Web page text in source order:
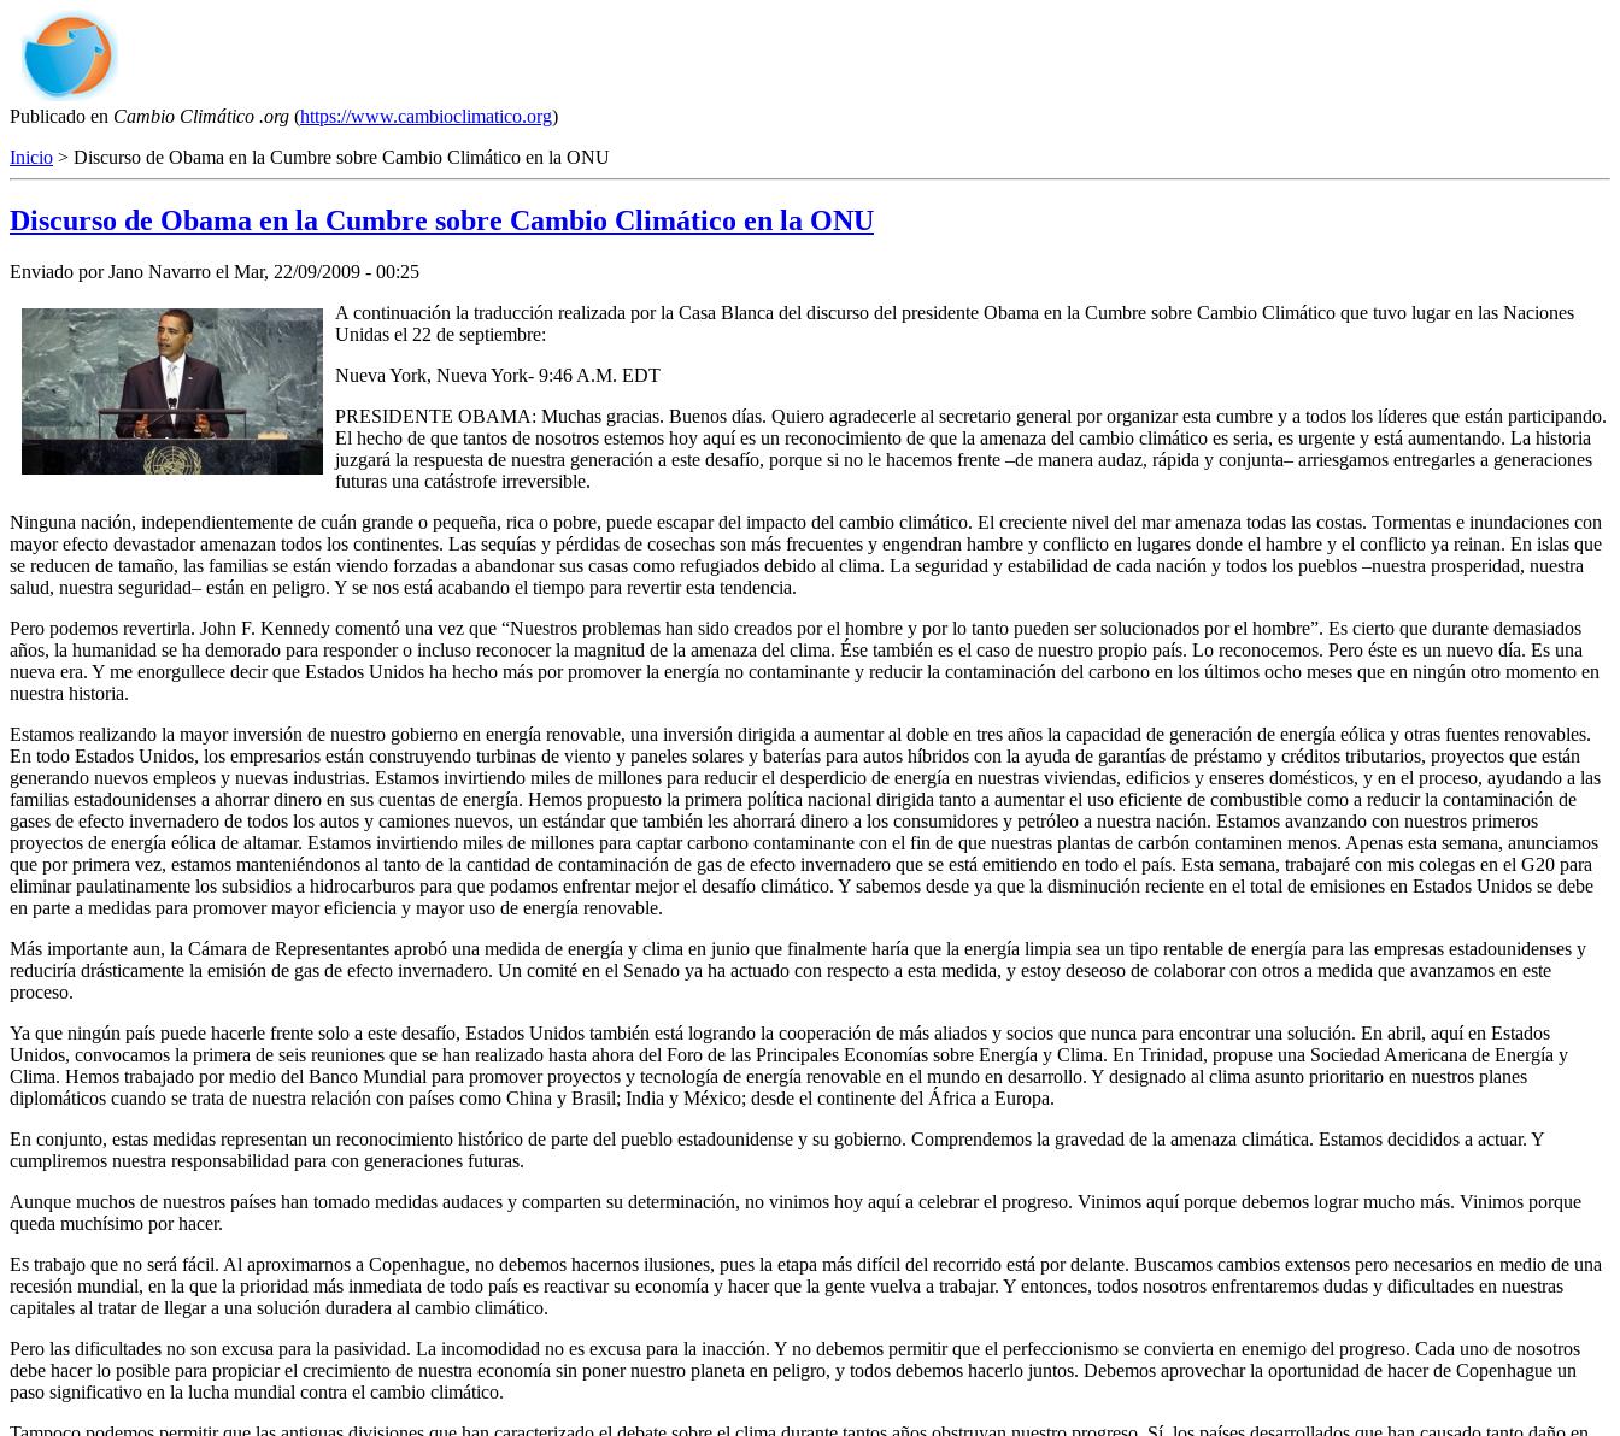
Publicado en Cambio Climático .org (https://www.cambioclimatico.org)
Inicio > Discurso de Obama en la Cumbre sobre Cambio Climático en la ONU
Discurso de Obama en la Cumbre sobre Cambio Climático en la ONU
Enviado porJano Navarro el Mar, 22/09/2009 - 00:25
A continuación la traducción realizada por la Casa Blanca del discurso del presidente Obama en la Cumbre sobre Cambio Climático que tuvo lugar en las Naciones
Unidas el 22 de septiembre:
Nueva York, Nueva York- 9:46 A.M. EDT
PRESIDENTE OBAMA: Muchas gracias. Buenos días. Quiero agradecerle al secretario general por organizar esta cumbre y a todos los líderes que están participando.
El hecho de que tantos de nosotros estemos hoy aquí es un reconocimiento de que la amenaza del cambio climático es seria, es urgente y está aumentando. La historia
juzgará la respuesta de nuestra generación a este desafío, porque si no le hacemos frente –de manera audaz, rápida y conjunta– arriesgamos entregarles a generaciones
futuras una catástrofe irreversible.
Ninguna nación, independientemente de cuán grande o pequeña, rica o pobre, puede escapar del impacto del cambio climático. El creciente nivel del mar amenaza todas las costas. Tormentas e inundaciones con
mayor efecto devastador amenazan todos los continentes. Las sequías y pérdidas de cosechas son más frecuentes y engendran hambre y conflicto en lugares donde el hambre y el conflicto ya reinan. En islas que
se reducen de tamaño, las familias se están viendo forzadas a abandonar sus casas como refugiados debido al clima. La seguridad y estabilidad de cada nación y todos los pueblos –nuestra prosperidad, nuestra
salud, nuestra seguridad– están en peligro. Y se nos está acabando el tiempo para revertir esta tendencia.
Pero podemos revertirla. John F. Kennedy comentó una vez que “Nuestros problemas han sido creados por el hombre y por lo tanto pueden ser solucionados por el hombre”. Es cierto que durante demasiados
años, la humanidad se ha demorado para responder o incluso reconocer la magnitud de la amenaza del clima. Ése también es el caso de nuestro propio país. Lo reconocemos. Pero éste es un nuevo día. Es una
nueva era. Y me enorgullece decir que Estados Unidos ha hecho más por promover la energía no contaminante y reducir la contaminación del carbono en los últimos ocho meses que en ningún otro momento en
nuestra historia.
Estamos realizando la mayor inversión de nuestro gobierno en energía renovable, una inversión dirigida a aumentar al doble en tres años la capacidad de generación de energía eólica y otras fuentes renovables.
En todo Estados Unidos, los empresarios están construyendo turbinas de viento y paneles solares y baterías para autos híbridos con la ayuda de garantías de préstamo y créditos tributarios, proyectos que están
generando nuevos empleos y nuevas industrias. Estamos invirtiendo miles de millones para reducir el desperdicio de energía en nuestras viviendas, edificios y enseres domésticos, y en el proceso, ayudando a las
familias estadounidenses a ahorrar dinero en sus cuentas de energía. Hemos propuesto la primera política nacional dirigida tanto a aumentar el uso eficiente de combustible como a reducir la contaminación de
gases de efecto invernadero de todos los autos y camiones nuevos, un estándar que también les ahorrará dinero a los consumidores y petróleo a nuestra nación. Estamos avanzando con nuestros primeros
proyectos de energía eólica de altamar. Estamos invirtiendo miles de millones para captar carbono contaminante con el fin de que nuestras plantas de carbón contaminen menos. Apenas esta semana, anunciamos
que por primera vez, estamos manteniéndonos al tanto de la cantidad de contaminación de gas de efecto invernadero que se está emitiendo en todo el país. Esta semana, trabajaré con mis colegas en el G20 para
eliminar paulatinamente los subsidios a hidrocarburos para que podamos enfrentar mejor el desafío climático. Y sabemos desde ya que la disminución reciente en el total de emisiones en Estados Unidos se debe
en parte a medidas para promover mayor eficiencia y mayor uso de energía renovable.
Más importante aun, la Cámara de Representantes aprobó una medida de energía y clima en junio que finalmente haría que la energía limpia sea un tipo rentable de energía para las empresas estadounidenses y
reduciría drásticamente la emisión de gas de efecto invernadero. Un comité en el Senado ya ha actuado con respecto a esta medida, y estoy deseoso de colaborar con otros a medida que avanzamos en este
proceso.
Ya que ningún país puede hacerle frente solo a este desafío, Estados Unidos también está logrando la cooperación de más aliados y socios que nunca para encontrar una solución. En abril, aquí en Estados
Unidos, convocamos la primera de seis reuniones que se han realizado hasta ahora del Foro de las Principales Economías sobre Energía y Clima. En Trinidad, propuse una Sociedad Americana de Energía y
Clima. Hemos trabajado por medio del Banco Mundial para promover proyectos y tecnología de energía renovable en el mundo en desarrollo. Y designado al clima asunto prioritario en nuestros planes
diplomáticos cuando se trata de nuestra relación con países como China y Brasil; India y México; desde el continente del África a Europa.
En conjunto, estas medidas representan un reconocimiento histórico de parte del pueblo estadounidense y su gobierno. Comprendemos la gravedad de la amenaza climática. Estamos decididos a actuar. Y
cumpliremos nuestra responsabilidad para con generaciones futuras.
Aunque muchos de nuestros países han tomado medidas audaces y comparten su determinación, no vinimos hoy aquí a celebrar el progreso. Vinimos aquí porque debemos lograr mucho más. Vinimos porque
queda muchísimo por hacer.
Es trabajo que no será fácil. Al aproximarnos a Copenhague, no debemos hacernos ilusiones, pues la etapa más difícil del recorrido está por delante. Buscamos cambios extensos pero necesarios en medio de una
recesión mundial, en la que la prioridad más inmediata de todo país es reactivar su economía y hacer que la gente vuelva a trabajar. Y entonces, todos nosotros enfrentaremos dudas y dificultades en nuestras
capitales al tratar de llegar a una solución duradera al cambio climático.
Pero las dificultades no son excusa para la pasividad. La incomodidad no es excusa para la inacción. Y no debemos permitir que el perfeccionismo se convierta en enemigo del progreso. Cada uno de nosotros
debe hacer lo posible para propiciar el crecimiento de nuestra economía sin poner nuestro planeta en peligro, y todos debemos hacerlo juntos. Debemos aprovechar la oportunidad de hacer de Copenhague un
paso significativo en la lucha mundial contra el cambio climático.